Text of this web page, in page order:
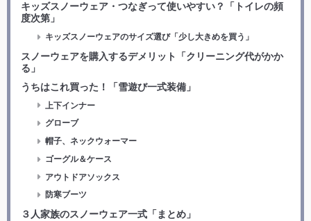
キッズスノーウェア・つなぎって使いやすい？「トイレの頻
度次第」
キッズスノーウェアのサイズ選び「少し大きめを買う」
スノーウェアを購入するデメリット「クリーニング代がかか
る」
うちはこれ買った！「雪遊び一式装備」
上下インナー
グローブ
帽子、ネックウォーマー
ゴーグル＆ケース
アウトドアソックス
防寒ブーツ
３人家族のスノーウェア一式「まとめ」